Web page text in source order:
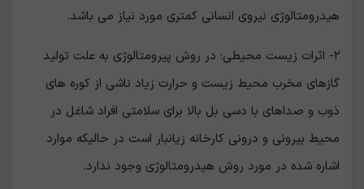
ھیدرومتالوژی نیروی انسانی کمتری مورد نیاز می باشد.
٢- اثرات زیست محیطی: در روش پیرومتالوژی به علت تولید
گازھای مخرب محیط زیست و حرارت زیاد ناشی از کوره ھای
ذوب و صداھای با دسی بل بالا برای سلامتی افراد شاغل در
محیط بیرونی و درونی کارخانه زیانبار است در حالیکه موارد
اشاره شده در مورد روش ھیدرومتالوژی وجود ندارد.